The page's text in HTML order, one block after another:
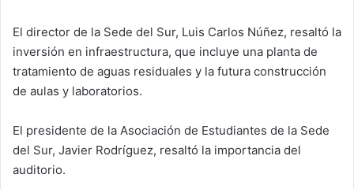
El director de la Sede del Sur, Luis Carlos Núñez, resaltó la
inversión en infraestructura, que incluye una planta de
tratamiento de aguas residuales y la futura construcción
de aulas y laboratorios.
El presidente de la Asociación de Estudiantes de la Sede
del Sur, Javier Rodríguez, resaltó la importancia del
auditorio.